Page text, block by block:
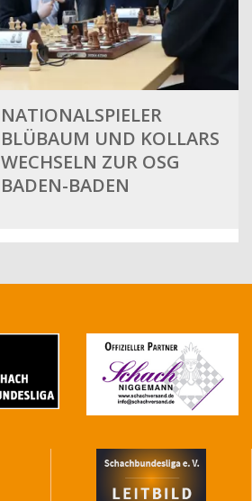
NATIONALSPIELER
BLÜBAUM UND KOLLARS
WECHSELN ZUR OSG
BADEN-BADEN